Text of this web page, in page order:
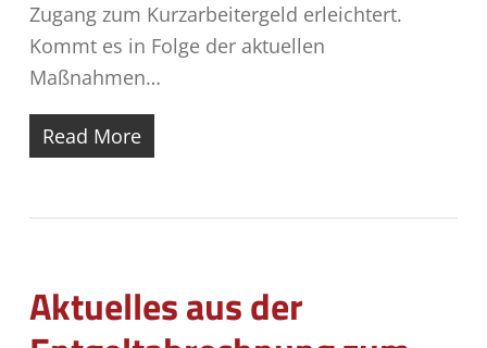
Zugang zum Kurzarbeitergeld erleichtert.
Kommt es in Folge der aktuellen
Maßnahmen…
Read More
Aktuelles aus der